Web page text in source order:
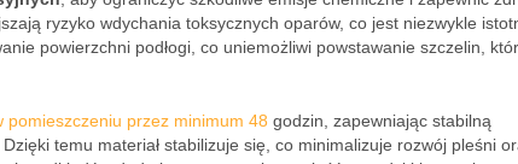
ryzyko wdychania toksycznych oparów, co jest niezwykle
powierzchni podłogi, co uniemożliwi powstawanie szczelin,
pomieszczeniu przez minimum 48 godzin, zapewniając stabilną
temu materiał stabilizuje się, co minimalizuje rozwój pleśni